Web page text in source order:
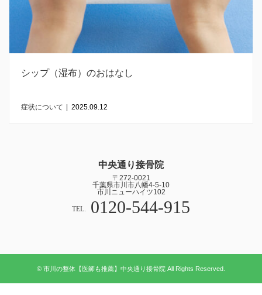
シップ（湿布）のおはなし
症状について | 2025.09.12
中央通り接骨院
〒272-0021
千葉県市川市八幡4-5-10
市川ニューハイツ102
TEL. 0120-544-915
© 市川の整体【医師も推薦】中央通り接骨院 All Rights Reserved.